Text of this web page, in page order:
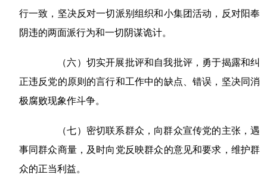
行一致，坚决反对一切派别组织和小集团活动，反对阳奉
阴违的两面派行为和一切阴谋诡计。
（六）切实开展批评和自我批评，勇于揭露和纠
正违反党的原则的言行和工作中的缺点、错误，坚决同消
极腐败现象作斗争。
（七）密切联系群众，向群众宣传党的主张，遇
事同群众商量，及时向党反映群众的意见和要求，维护群
众的正当利益。